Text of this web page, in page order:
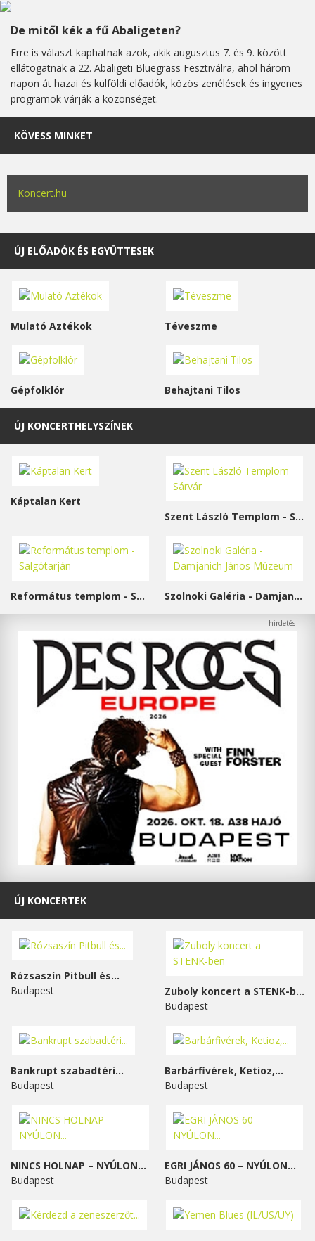
De mitől kék a fű Abaligeten?
Erre is választ kaphatnak azok, akik augusztus 7. és 9. között
ellátogatnak a 22. Abaligeti Bluegrass Fesztiválra, ahol három
napon át hazai és külföldi előadók, közös zenélések és ingyenes
programok várják a közönséget.
KÖVESS MINKET
Koncert.hu
ÚJ ELŐADÓK ÉS EGYÜTTESEK
Mulató Aztékok Téveszme
Gépfolklór Behajtani Tilos
ÚJ KONCERTHELYSZÍNEK
Káptalan Kert
Szent László Templom - Sárvár
Református templom - Salgótarján Szolnoki Galéria - Damjanich János Múzeum
ÚJ KONCERTEK
Rózsaszín Pitbull és...
Budapest
Zuboly koncert a STENK-ben
Budapest
Bankrupt szabadtéri...
Budapest
Barbárfivérek, Ketioz,...
Budapest
NINCS HOLNAP – NYÚLON...
Budapest
EGRI JÁNOS 60 – NYÚLON...
Budapest